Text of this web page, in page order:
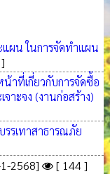
ผน ในการจัดทำแผน
ที่เกี่ยวกับการจัดซื้อ
จาะจง (งานก่อสร้าง)
รเทาสาธารณภัย
2568]
[ 144 ]